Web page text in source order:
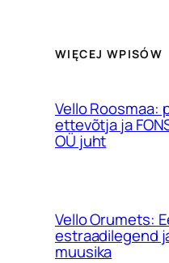
WIĘCEJ WPISÓW
Vello Roosmaa:
ettevõtja ja
OÜ juht
Vello Orumets:
estraadilegend
muusika